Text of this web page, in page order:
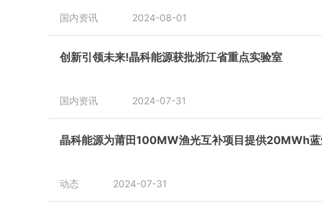
国内资讯 2024-08-01
创新引领未来!晶科能源获批浙江省重点实验室
国内资讯 2024-07-31
晶科能源为莆田100MW渔光互补项目提供20MWh
动态 2024-07-31